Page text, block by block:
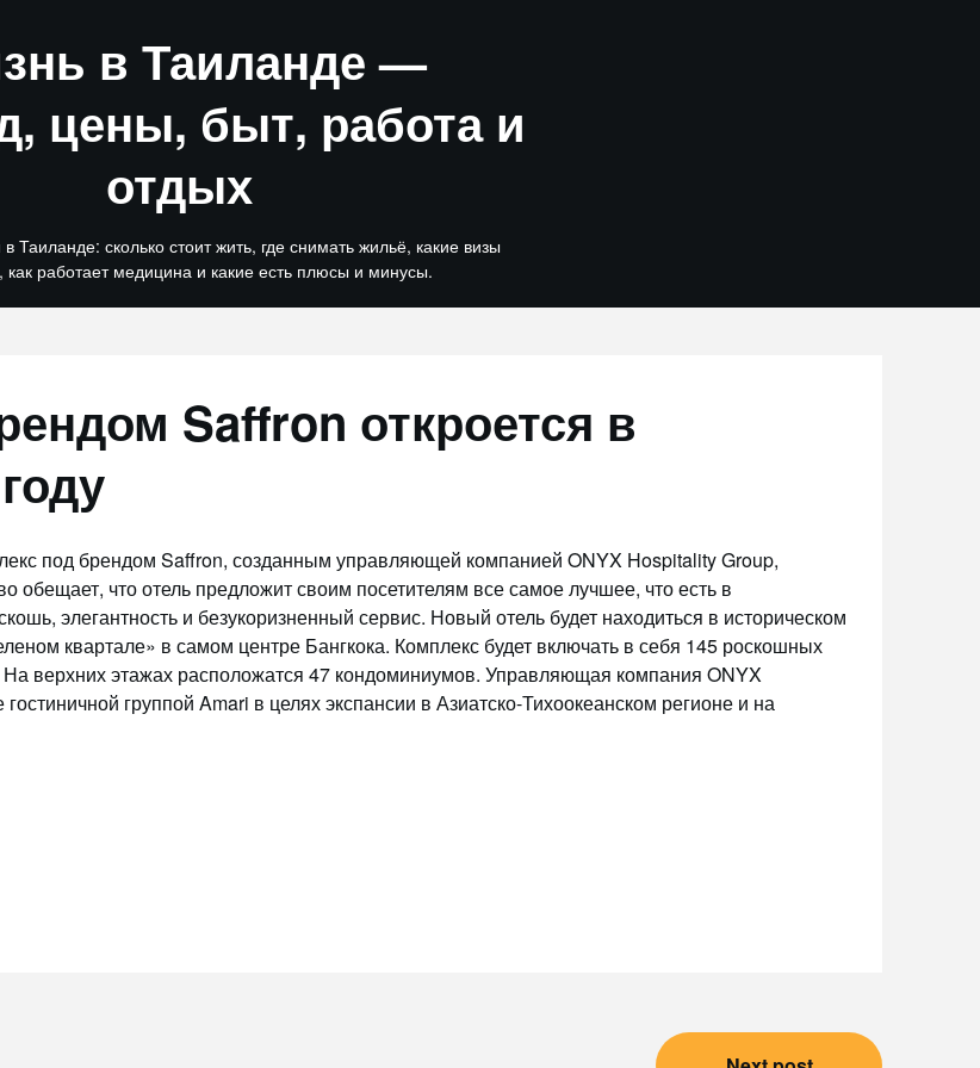
в Таиланде —
цены, быт, работа и
отдых
Таиланде: сколько стоит жить, где снимать жильё, какие визы
как работает медицина и какие есть плюсы и минусы.
Saffron откроется в
под брендом Saffron, созданным управляющей компанией ONYX Hospitality Group,
обещает, что отель предложит своим посетителям все самое лучшее, что есть в
элегантность и безукоризненный сервис. Новый отель будет находиться в историческом
квартале» в самом центре Бангкока. Комплекс будет включать в себя 145 роскошных
верхних этажах расположатся 47 кондоминиумов. Управляющая компания ONYX
группой Amari в целях экспансии в Азиатско-Тихоокеанском регионе и на